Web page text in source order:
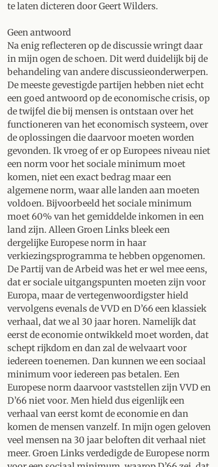
te laten dicteren door Geert Wilders.
Geen antwoord
Na enig reflecteren op de discussie wringt daar
in mijn ogen de schoen. Dit werd duidelijk bij de
behandeling van andere discussieonderwerpen.
De meeste gevestigde partijen hebben niet echt
een goed antwoord op de economische crisis, op
de twijfel die bij mensen is ontstaan over het
functioneren van het economisch systeem, over
de oplossingen die daarvoor moeten worden
gevonden. Ik vroeg of er op Europees niveau niet
een norm voor het sociale minimum moet
komen, niet een exact bedrag maar een
algemene norm, waar alle landen aan moeten
voldoen. Bijvoorbeeld het sociale minimum
moet 60% van het gemiddelde inkomen in een
land zijn. Alleen Groen Links bleek een
dergelijke Europese norm in haar
verkiezingsprogramma te hebben opgenomen.
De Partij van de Arbeid was het er wel mee eens,
dat er sociale uitgangspunten moeten zijn voor
Europa, maar de vertegenwoordigster hield
vervolgens evenals de VVD en D’66 een klassiek
verhaal, dat we al 30 jaar horen. Namelijk dat
eerst de economie ontwikkeld moet worden, dat
schept rijkdom en dan zal de welvaart voor
iedereen toenemen. Dan kunnen we een sociaal
minimum voor iedereen pas betalen. Een
Europese norm daarvoor vaststellen zijn VVD en
D’66 niet voor. Men hield dus eigenlijk een
verhaal van eerst komt de economie en dan
komen de mensen vanzelf. In mijn ogen geloven
veel mensen na 30 jaar beloften dit verhaal niet
meer. Groen Links verdedigde de Europese norm